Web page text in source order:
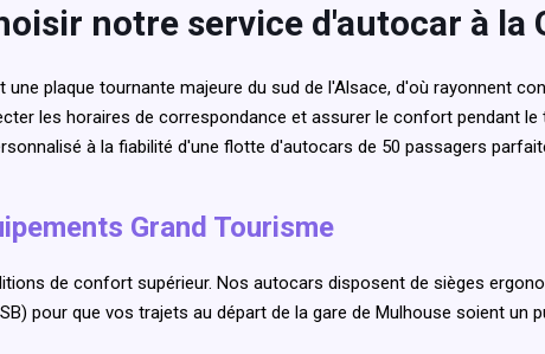
notre service d'autocar à la
une plaque tournante majeure du sud de l'Alsace, d'où rayonnent
les horaires de correspondance et assurer le confort pendant
à la fiabilité d'une flotte d'autocars de 50 passagers
Grand Tourisme
de confort supérieur. Nos autocars disposent de sièges
pour que vos trajets au départ de la gare de Mulhouse soient